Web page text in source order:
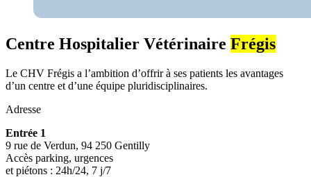
Centre Hospitalier Vétérinaire Frégis
Le CHV Frégis a l’ambition d’offrir à ses patients les avantages
d’un centre et d’une équipe pluridisciplinaires.
Adresse
Entrée 1
9 rue de Verdun, 94 250 Gentilly
Accès parking, urgences
et piétons : 24h/24, 7 j/7